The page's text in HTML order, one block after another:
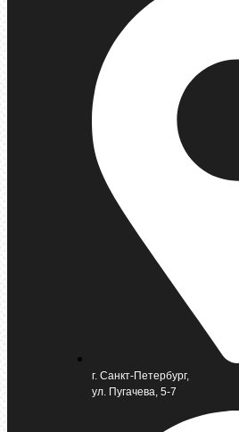
г. Санкт-Петербург,
ул. Пугачева, 5-7